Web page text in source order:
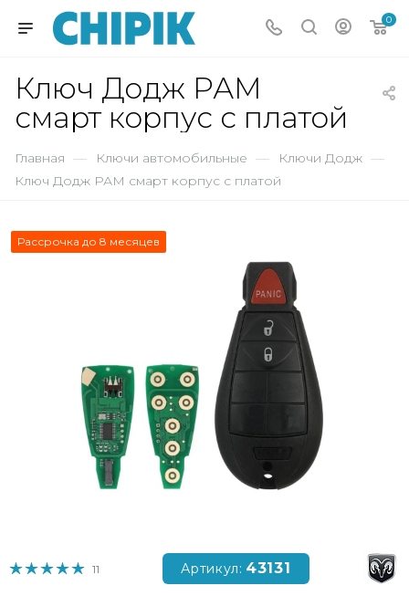
0
Ключ Додж РАМ
смарт корпус с платой
Главная — Ключи автомобильные — Ключи Додж —
Ключ Додж РАМ смарт корпус с платой
Рассрочка до 8 месяцев
11 Артикул: 43131